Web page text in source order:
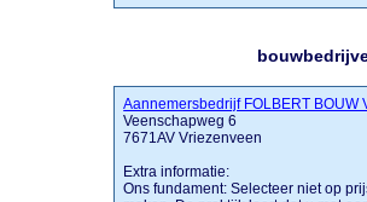
Aannemersbedrijf FOLBERT BOUW
Veenschapweg 6
7671AV Vriezenveen
Extra informatie:
Ons fundament: Selecteer niet op